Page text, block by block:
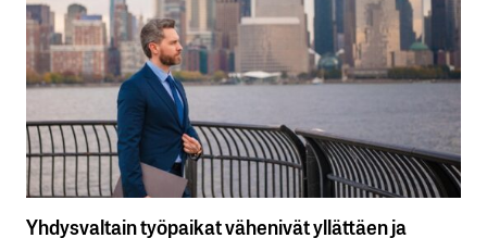
Yhdysvaltain työpaikat vähenivät yllättäen ja